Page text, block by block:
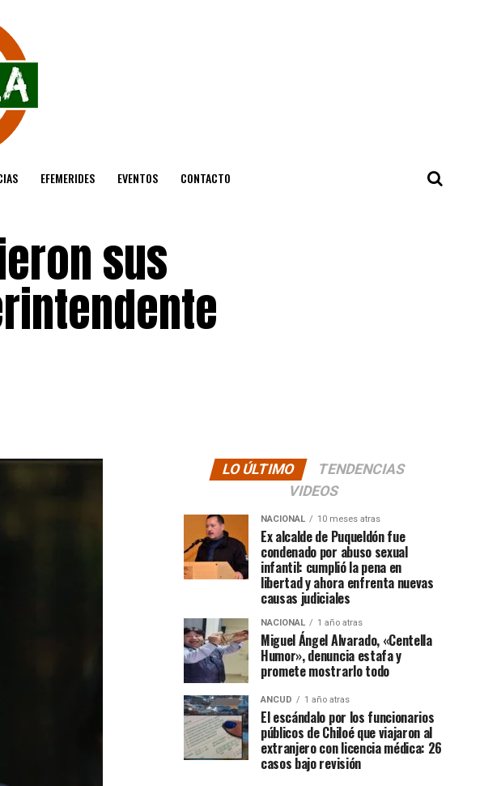
EFEMERIDES EVENTOS CONTACTO
sus
LO ÚLTIMO
TENDENCIAS
VIDEOS
NACIONAL 10 meses atras
Ex alcalde de Puqueldón fue
condenado por abuso sexual
infantil: cumplió la pena en
libertad y ahora enfrenta nuevas
causas judiciales
NACIONAL 1 año atras
Miguel Ángel Alvarado, «Centella
Humor», denuncia estafa y
promete mostrarlo todo
ANCUD 1 año atras
El escándalo por los funcionarios
públicos de Chiloé que viajaron al
extranjero con licencia médica: 26
casos bajo revisión